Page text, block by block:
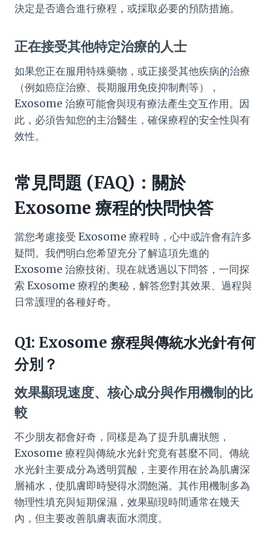
決定是否適合進行療程，或採取必要的預防措施。
正在接受其他特定治療的人士
如果您正在服用特殊藥物，或正接受其他疾病的治療
（例如癌症治療、長期服用免疫抑制劑等），
Exosome 治療可能會與現有療法產生交互作用。因
此，必須告知您的主治醫生，確保療程的安全性與有
效性。
常見問題 (FAQ)：關於
Exosome 療程的快問快答
當您考慮接受 Exosome 療程時，心中或許會有許多
疑問。我們明白您希望充分了解這項先進的
Exosome 治療技術。現在就透過以下問答，一同探
索 Exosome 療程的奧秘，解答您對其效果、過程與
日常護理的各種好奇。
Q1: Exosome 療程與傳統水光針有何
分別？
效果顯現速度、核心成分與作用機制的比
較
不少朋友都會好奇，同樣是為了提升肌膚狀態，
Exosome 療程與傳統水光針究竟有甚麼不同。傳統
水光針主要成分為透明質酸，主要作用在於為肌膚深
層補水，使肌膚即時變得水潤飽滿。其作用機制多為
物理性填充與短期保濕，效果顯現時間通常在幾天
內，但主要改善肌膚表面水潤度。